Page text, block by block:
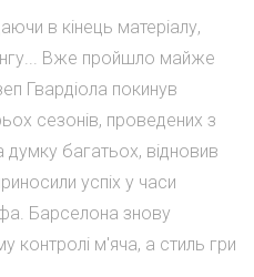
в кінець матеріалу,
Вже пройшло майже
Гвардіола покинув
сезонів, проведених з
думку багатьох, відновив
успіх у часи
Барселона знову
контролі м'яча, а стиль гри